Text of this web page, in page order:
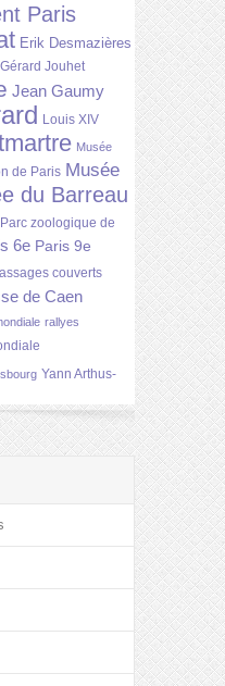
Paris
Erik Desmazières
Gérard Jouhet
Jean Gaumy
Louis XIV
Musée
de Paris Musée
du Barreau
Parc zoologique de
6e Paris 9e
couverts
de Caen
rallyes
Yann Arthus-